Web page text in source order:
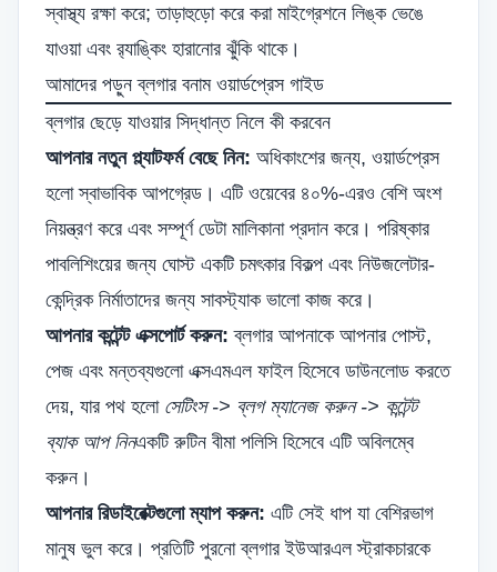
স্বাস্থ্য রক্ষা করে; তাড়াহুড়ো করে করা মাইগ্রেশনে লিঙ্ক ভেঙে
যাওয়া এবং র‍্যাঙ্কিং হারানোর ঝুঁকি থাকে।
আমাদের পড়ুনব্লগার বনাম ওয়ার্ডপ্রেস গাইড
ব্লগার ছেড়ে যাওয়ার সিদ্ধান্ত নিলে কী করবেন
আপনার নতুন প্ল্যাটফর্ম বেছে নিন: অধিকাংশের জন্য, ওয়ার্ডপ্রেস
হলো স্বাভাবিক আপগ্রেড। এটি ওয়েবের ৪০%-এরও বেশি অংশ
নিয়ন্ত্রণ করে এবং সম্পূর্ণ ডেটা মালিকানা প্রদান করে। পরিষ্কার
পাবলিশিংয়ের জন্য ঘোস্ট একটি চমৎকার বিকল্প এবং নিউজলেটার-
কেন্দ্রিক নির্মাতাদের জন্য সাবস্ট্যাক ভালো কাজ করে।
আপনার কন্টেন্ট এক্সপোর্ট করুন: ব্লগার আপনাকে আপনার পোস্ট,
পেজ এবং মন্তব্যগুলো এক্সএমএল ফাইল হিসেবে ডাউনলোড করতে
দেয়, যার পথ হলো সেটিংস -> ব্লগ ম্যানেজ করুন -> কন্টেন্ট
ব্যাক আপ নিনএকটি রুটিন বীমা পলিসি হিসেবে এটি অবিলম্বে
করুন।
আপনার রিডাইরেক্টগুলো ম্যাপ করুন: এটি সেই ধাপ যা বেশিরভাগ
মানুষ ভুল করে। প্রতিটি পুরনো ব্লগার ইউআরএল স্ট্রাকচারকে